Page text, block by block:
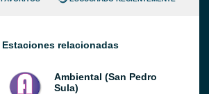
Estaciones relacionadas
Ambiental (San Pedro
Sula)